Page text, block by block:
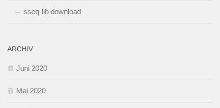
sseq-lib download
ARCHIV
Juni 2020
Mai 2020